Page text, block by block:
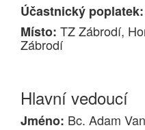
Účastnický poplatek:
Místo: TZ Zábrodí,
Zábrodí
Hlavní vedoucí
Jméno: Bc. Adam